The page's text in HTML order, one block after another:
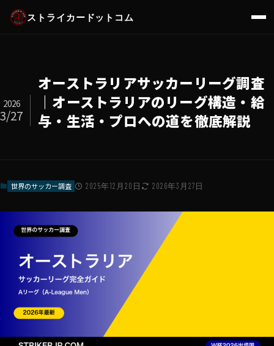
ストライカードットコム
オーストラリアサッカーリーグ調査
｜オーストラリアのリーグ構造・給
与・生活・プロへの道を徹底解説
2026
3/27
世界のサッカー調査 2025年12月20日 2026年3月27日